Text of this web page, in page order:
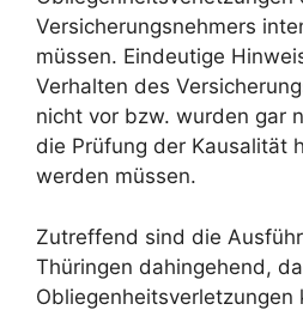
Versicherungsnehmers
müssen. Eindeutige
Verhalten des
nicht vor bzw. wurden gar
die Prüfung der Kausalität
werden müssen.
Zutreffend sind die
Thüringen dahingehend,
Obliegenheitsverletzungen